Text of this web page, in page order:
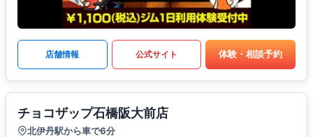
店舗情報 公式サイト 体験・相談予約
チョコザップ石橋阪大前店
北伊丹駅から車で6分